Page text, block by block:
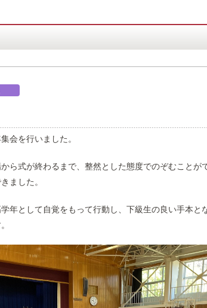
会を行いました。
ら式が終わるまで、整然とした態度でのぞむことが
ました。
年として自覚をもって行動し、下級生の良い手本と